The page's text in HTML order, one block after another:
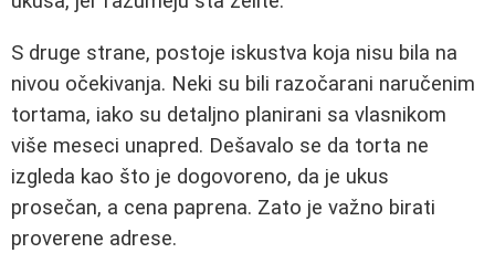
S druge strane, postoje iskustva koja nisu bila na
nivou očekivanja. Neki su bili razočarani naručenim
tortama, iako su detaljno planirani sa vlasnikom
više meseci unapred. Dešavalo se da torta ne
izgleda kao što je dogovoreno, da je ukus
prosečan, a cena paprena. Zato je važno birati
proverene adrese.